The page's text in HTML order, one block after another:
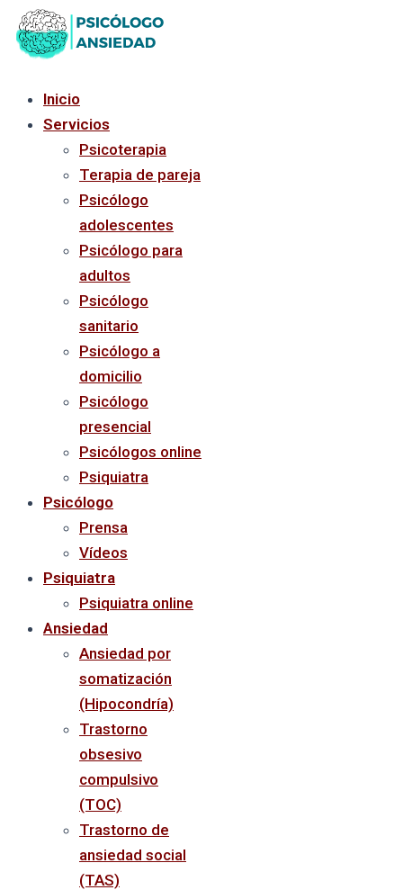
al
contenido
Inicio
Servicios
Psicoterapia
Terapia de pareja
Psicólogo
adolescentes
Psicólogo para
adultos
Psicólogo
sanitario
Psicólogo a
domicilio
Psicólogo
presencial
Psicólogos online
Psiquiatra
Psicólogo
Prensa
Vídeos
Psiquiatra
Psiquiatra online
Ansiedad
Ansiedad por
somatización
(Hipocondría)
Trastorno
obsesivo
compulsivo
(TOC)
Trastorno de
ansiedad social
(TAS)